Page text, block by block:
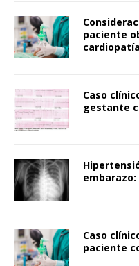
paciente
Caso
gestante
Caso
paciente